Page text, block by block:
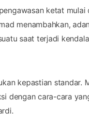
ketat mulai
menambahkan,
saat terjadi
kepastian standar.
dengan cara-cara